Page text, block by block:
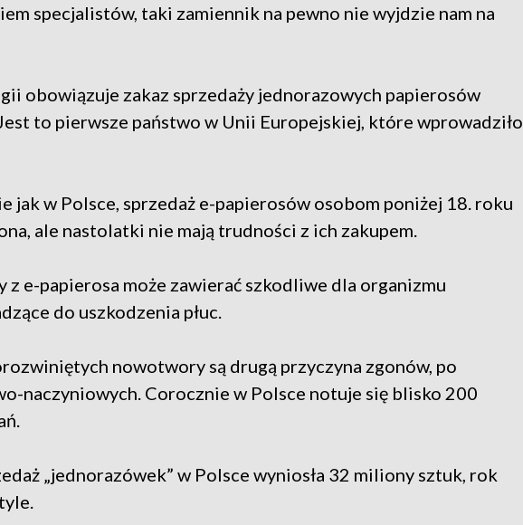
specjalistów, taki zamiennik na pewno nie wyjdzie nam na
obowiązuje zakaz sprzedaży jednorazowych papierosów
to pierwsze państwo w Unii Europejskiej, które wprowadziło
jak w Polsce, sprzedaż e-papierosów osobom poniżej 18. roku
ale nastolatki nie mają trudności z ich zakupem.
z e-papierosa może zawierać szkodliwe dla organizmu
do uszkodzenia płuc.
nowotwory są drugą przyczyna zgonów, po
naczyniowych. Corocznie w Polsce notuje się blisko 200
„jednorazówek” w Polsce wyniosła 32 miliony sztuk, rok